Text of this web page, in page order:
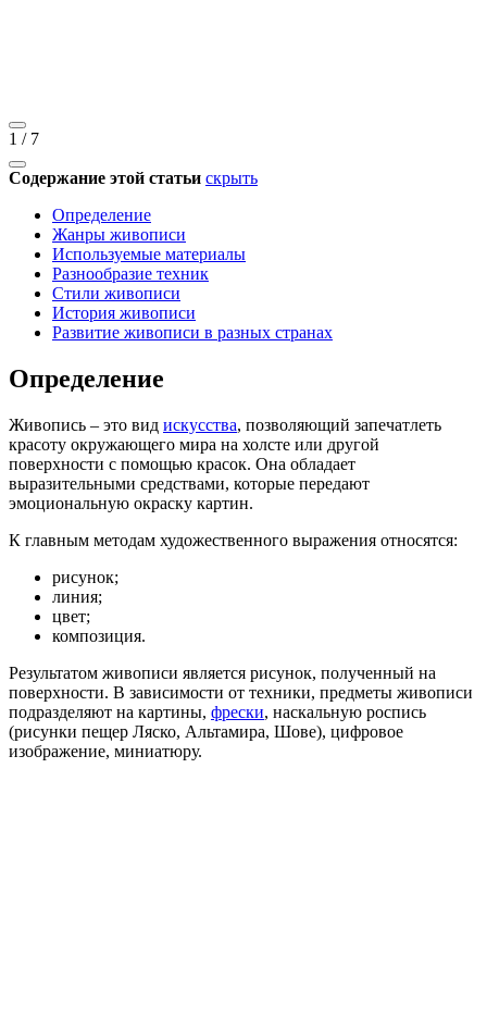
1 / 7
Содержание этой статьи скрыть
Определение
Жанры живописи
Используемые материалы
Разнообразие техник
Стили живописи
История живописи
Развитие живописи в разных странах
Определение
Живопись – это вид искусства, позволяющий запечатлеть
красоту окружающего мира на холсте или другой
поверхности с помощью красок. Она обладает
выразительными средствами, которые передают
эмоциональную окраску картин.
К главным методам художественного выражения относятся:
рисунок;
линия;
цвет;
композиция.
Результатом живописи является рисунок, полученный на
поверхности. В зависимости от техники, предметы живописи
подразделяют на картины, фрески, наскальную роспись
(рисунки пещер Ляско, Альтамира, Шове), цифровое
изображение, миниатюру.